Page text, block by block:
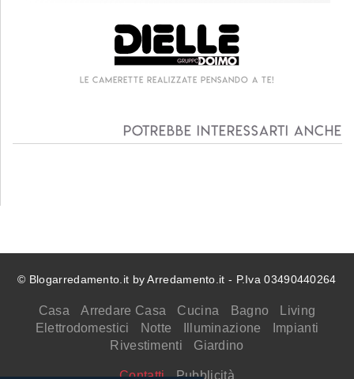
Le camerette realizzate pensando a te!
Potrebbe interessarti anche
© Blogarredamento.it by Arredamento.it - P.Iva 03490440264
Casa Arredare Casa Cucina Bagno
Living
Elettrodomestici
Notte Illuminazione
Impianti
Rivestimenti
Giardino
Contatti Pubblicità